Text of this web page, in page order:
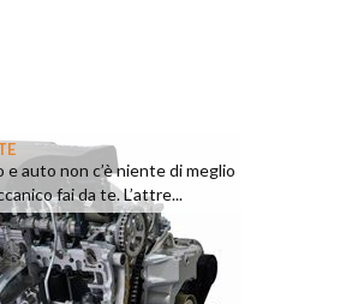
e auto non c’è niente di meglio
fai da te. L’attre...